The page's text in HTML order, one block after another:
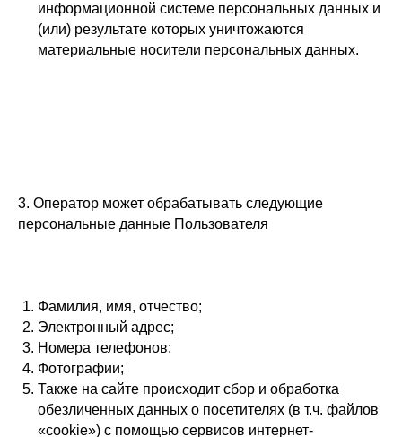
информационной системе персональных данных и
(или) результате которых уничтожаются
материальные носители персональных данных.
3. Оператор может обрабатывать следующие
персональные данные Пользователя
Фамилия, имя, отчество;
Электронный адрес;
Номера телефонов;
Фотографии;
Также на сайте происходит сбор и обработка
обезличенных данных о посетителях (в т.ч. файлов
«cookie») с помощью сервисов интернет-